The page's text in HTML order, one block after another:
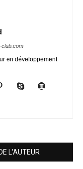
club.com
en développement
L'AUTEUR